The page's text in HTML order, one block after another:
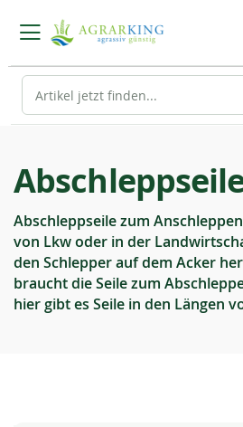
Abschleppseile zum
von Lkw oder in der
den Schlepper auf dem Acker
braucht die Seile zum
hier gibt es Seile in den Längen